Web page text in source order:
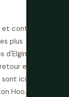
contient
plus
d'Elgin
est
ici. La
Hoo. Les